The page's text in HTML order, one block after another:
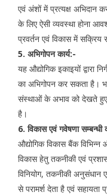
एवं अंशों में प्रत्यक्ष अभिदान
के लिए ऐसी व्यवस्था होना
प्रवर्तन एवं विकास में
5. अभिगोपन कार्य:-
यह औद्योगिक इकाइयों द्वारा
का अभिगोपन कर सकता है।
संस्थाओं के अभाव को देखते हुए
है।
6. विकास एवं गवेषणा सम्बन्धी
औद्योगिक विकास बैंक
विकास हेतु तकनीकी एवं
विनियोग, तकनीकी अनुसंधान
से परामर्श देता है एवं सहायता